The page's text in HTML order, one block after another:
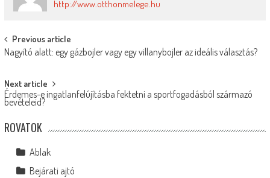
http://www.otthonmelege.hu
Post
navigation
Previous article
Nagyító alatt: egy gázbojler vagy egy villanybojler az ideális választás?
Next article
Érdemes-e ingatlanfelújításba fektetni a sportfogadásból származó
bevételeid?
ROVATOK
Ablak
Bejárati ajtó